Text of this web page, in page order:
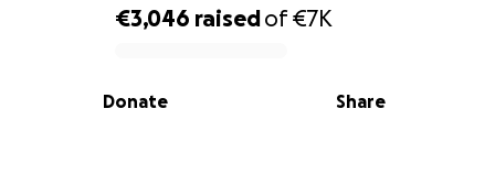
0% complete
€3,046 raisedof€7K
Share
Donate